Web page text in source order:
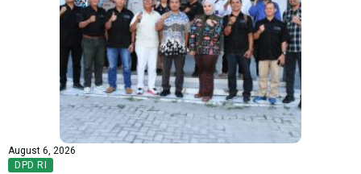
August 6, 2026
DPD RI